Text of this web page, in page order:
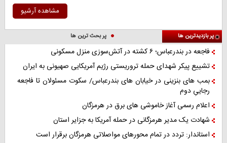
مشاهده آرشیو
پر بازدیدترین ها پر بحث ترین ها
فاجعه در بندرعباس؛ ۶ کشته در آتش‌سوزی منزل مسکونی
تشییع پیکر شهدای حمله تروریستی رژیم آمریکایی صهیونی به ایران
بمب های بنزینی در خیابان های بندرعباس/ سکوت مسئولان تا فاجعه
رجاییِ دوم
اعلام رسمی آغاز خاموشی های برق در هرمزگان
شهادت یک مدیر هرمزگانی در حمله آمریکا به جزایر استان
استاندار: تردد در تمام محورهای مواصلاتی هرمزگان برقرار است